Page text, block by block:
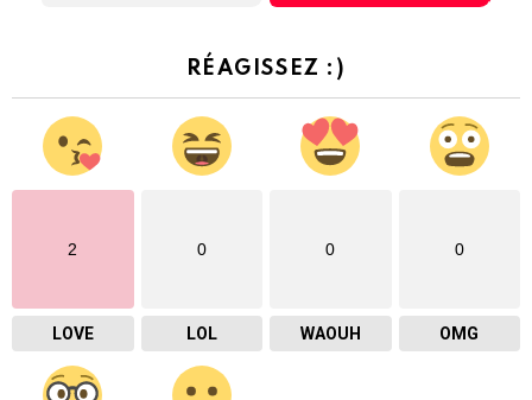
RÉAGISSEZ :)
2
LOVE
0
LOL
0
WAOUH
0
OMG